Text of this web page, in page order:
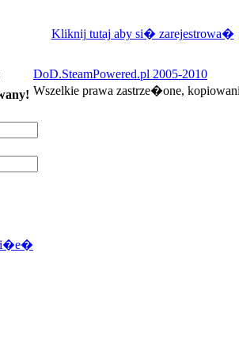
Kliknij tutaj aby si� zarejestrowa�
DoD.SteamPowered.pl 2005-2010
Wszelkie prawa zastrze�one,